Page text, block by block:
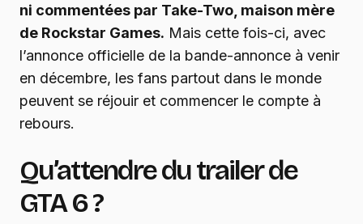
ni commentées par Take-Two, maison mère
de Rockstar Games. Mais cette fois-ci, avec
l’annonce officielle de la bande-annonce à venir
en décembre, les fans partout dans le monde
peuvent se réjouir et commencer le compte à
rebours.
Qu’attendre du trailer de
GTA 6 ?